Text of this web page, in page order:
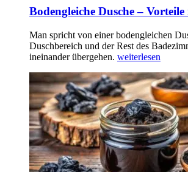
Bodengleiche Dusche –
Man spricht von einer bodengleichen
Duschbereich und der Rest des
ineinander übergehen. weiterlesen